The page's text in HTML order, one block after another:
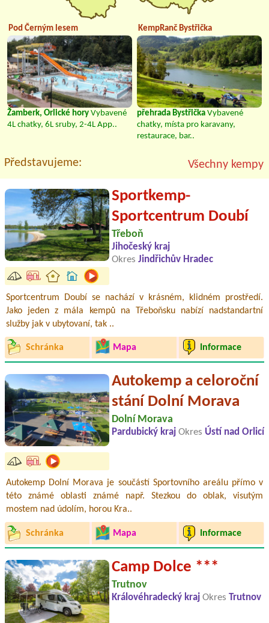
Pod Černým lesem
Žamberk, Orlické hory Vybavené
4L chatky, 6L sruby, 2-4L App..
KempRanč Bystřička
přehrada Bystřička Vybavené
chatky, místa pro karavany,
restaurace, bar..
Představujeme: Všechny kempy
Sportkemp-
Sportcentrum Doubí
Třeboň
Jihočeský kraj
Okres Jindřichův Hradec
Sportcentrum Doubí se nachází v krásném, klidném prostředí.
Jako jeden z mála kempů na Třeboňsku nabízí nadstandartní
služby jak v ubytovaní, tak ..
Schránka Mapa Informace
Autokemp a celoroční
stání Dolní Morava
Dolní Morava
Pardubický kraj Okres Ústí nad Orlicí
Autokemp Dolní Morava je součástí Sportovního areálu přímo v
této známé oblasti známé např. Stezkou do oblak, visutým
mostem nad údolím, horou Kra..
Schránka Mapa Informace
Camp Dolce ***
Trutnov
Královéhradecký kraj Okres Trutnov